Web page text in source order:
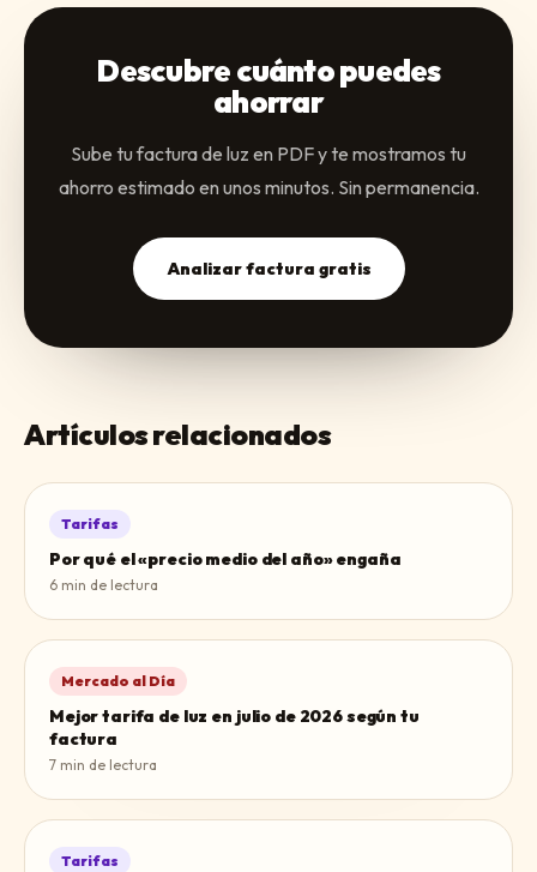
Descubre cuánto puedes
ahorrar
Sube tu factura de luz en PDF y te mostramos tu
ahorro estimado en unos minutos. Sin permanencia.
Analizar factura gratis
Artículos relacionados
Tarifas
Por qué el «precio medio del año» engaña
6 min de lectura
Mercado al Día
Mejor tarifa de luz en julio de 2026 según tu
factura
7 min de lectura
Tarifas